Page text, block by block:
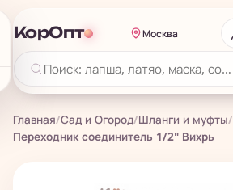
КорОпт Москва
Главная/Сад и Огород/Шланги и муфты/
Переходник соединитель 1/2" Вихрь